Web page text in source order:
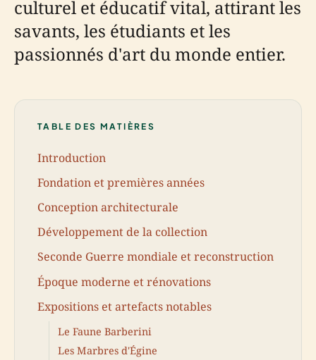
culturel et éducatif vital, attirant les
savants, les étudiants et les
passionnés d'art du monde entier.
TABLE DES MATIÈRES
Introduction
Fondation et premières années
Conception architecturale
Développement de la collection
Seconde Guerre mondiale et reconstruction
Époque moderne et rénovations
Expositions et artefacts notables
Le Faune Barberini
Les Marbres d'Égine